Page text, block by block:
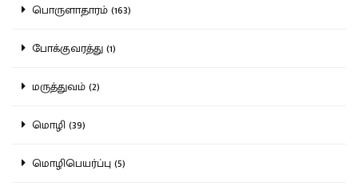
பொருளாதாரம் (163)
போக்குவரத்து (1)
மருத்துவம் (2)
மொழி (39)
மொழிபெயர்ப்பு (5)